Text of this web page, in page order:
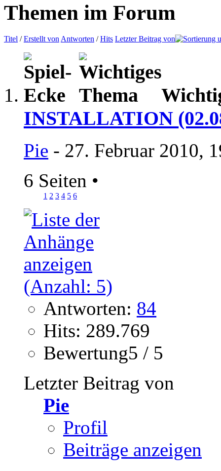
Themen im Forum
Titel /Erstellt von Antworten /Hits Letzter Beitrag von
INSTALLATION
Pie - 27. Februar 2010,
6 Seiten •
1 2 3 4 5 6
Antworten: 84
Hits: 289.769
Bewertung5 / 5
Letzter Beitrag von
Pie
Profil
Beiträge anzeigen